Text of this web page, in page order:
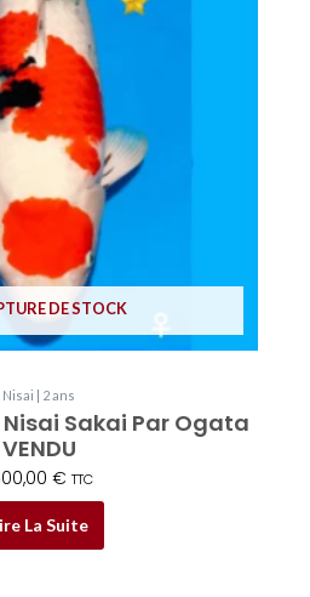
DE STOCK
Nisai | 2 ans
Sakai Par Ogata
VENDU
€ TTC
La Suite